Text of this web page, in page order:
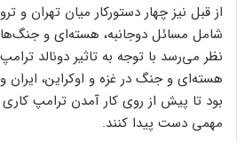
از قبل نیز چهار دستورکار میان تهران و
شامل مسائل دوجانبه، هسته‌ای و
نظر می‌رسد با توجه به تاثیر دونالد
هسته‌ای و جنگ در غزه و اوکراین، ایران و
بود تا پیش از روی کار آمدن ترامپ کاری
مهمی دست پیدا کنند.